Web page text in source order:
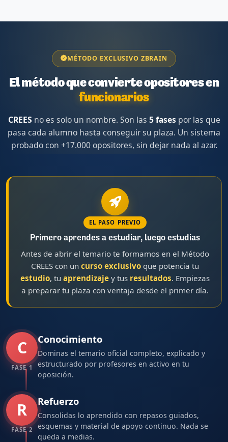
MÉTODO EXCLUSIVO ZBRAIN
El método que convierte opositores en
funcionarios
CREES no es solo un nombre. Son las 5 fasespor las que
pasa cada alumno hasta conseguir su plaza. Un sistema
probado con +17.000 opositores, sin dejar nada al azar.
EL PASO PREVIO
Primero aprendes a estudiar, luego estudias
Antes de abrir el temario te formamos en el Método
CREES con un curso exclusivo que potencia tu
estudio, tu aprendizaje y tus resultados. Empiezas
a preparar tu plaza con ventaja desde el primer día.
C
FASE 1
Conocimiento
Dominas el temario oficial completo, explicado y
estructurado por profesores en activo en tu
oposición.
R
FASE 2
Refuerzo
Consolidas lo aprendido con repasos guiados,
esquemas y material de apoyo continuo. Nada se
queda a medias.